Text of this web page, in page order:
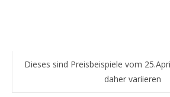
Dieses sind Preisbeispiele vom
daher variieren